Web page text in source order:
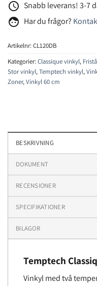
access_time Snabb leverans! 3-7
face Har du frågor?
Artikelnr:CL120DB
Kategorier:Classique vinkyl,
Stor vinkyl,Temptech vinkyl,
Zoner,Vinkyl 60 cm
BESKRIVNING
DOKUMENT
RECENSIONER
SPECIFIKATIONER
BILAGOR
Temptech
Vinkyl med två